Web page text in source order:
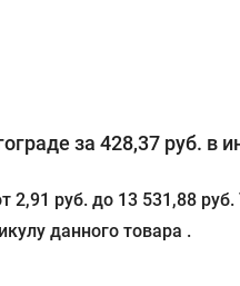
за 428,37 руб. в
2,91 руб. до 13 531,88
данного товара .